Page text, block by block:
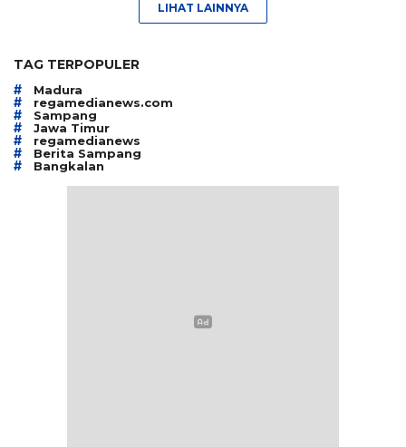
LIHAT LAINNYA
TAG TERPOPULER
# Madura
# regamedianews.com
# Sampang
# Jawa Timur
# regamedianews
# Berita Sampang
# Bangkalan